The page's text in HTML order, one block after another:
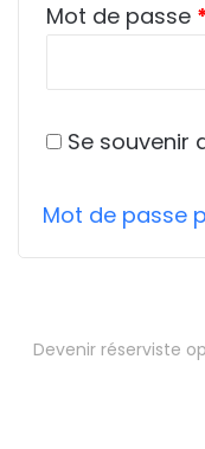
Mot de passe
Se souvenir
Mot de passe
Devenir réserviste